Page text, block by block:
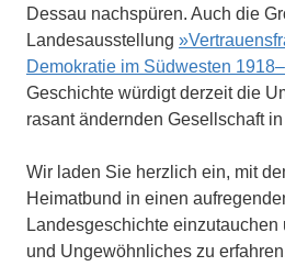
Dessau nachspüren. Auch die
Landesausstellung
Demokratie im Südwesten
Geschichte würdigt derzeit die
rasant ändernden Gesellschaft
Wir laden Sie herzlich ein, mit
Heimatbund in einen
Landesgeschichte
und Ungewöhnliches zu